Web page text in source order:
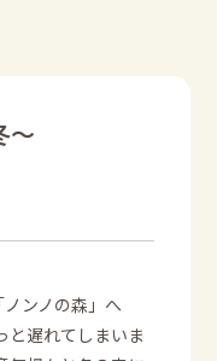
～
ンノの森」へ
と遅れてしまいま